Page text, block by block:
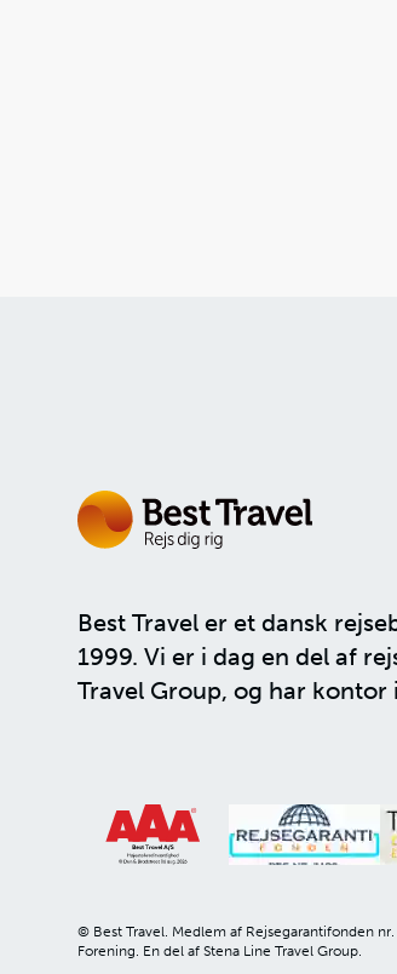
Best Travel er et dansk
1999. Vi er i dag en del af
Travel Group, og har kontor
© Best Travel. Medlem af Rejsegarantifonden
Forening. En del af Stena Line Travel Group.